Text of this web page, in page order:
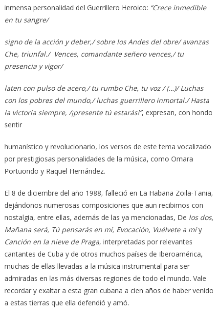
inmensa personalidad del Guerrillero Heroico: “Crece inmedible
en tu sangre/
signo de la acción y deber,/ sobre los Andes del obre/ avanzas
Che, triunfal./ Vences, comandante señero vences,/ tu
presencia y vigor/
laten con pulso de acero,/ tu rumbo Che, tu voz / (…)/ Luchas
con los pobres del mundo,/ luchas guerrillero inmortal./ Hasta
la victoria siempre, /¡presente tú estarás!”, expresan, con hondo
sentir
humanístico y revolucionario, los versos de este tema vocalizado
por prestigiosas personalidades de la música, como Omara
Portuondo y Raquel Hernández.
El 8 de diciembre del año 1988, falleció en La Habana Zoila-Tania,
dejándonos numerosas composiciones que aun recibimos con
nostalgia, entre ellas, además de las ya mencionadas, De los dos,
Mañana será, Tú pensarás en mí, Evocación, Vuélvete a míy
Canción en la nieve de Praga, interpretadas por relevantes
cantantes de Cuba y de otros muchos países de Iberoamérica,
muchas de ellas llevadas a la música instrumental para ser
admiradas en las más diversas regiones de todo el mundo. Vale
recordar y exaltar a esta gran cubana a cien años de haber venido
a estas tierras que ella defendió y amó.